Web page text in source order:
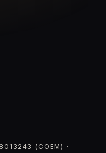
(COEM) ·